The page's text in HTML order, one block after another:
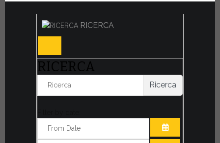
RICERCA
RICERCA
Ricerca